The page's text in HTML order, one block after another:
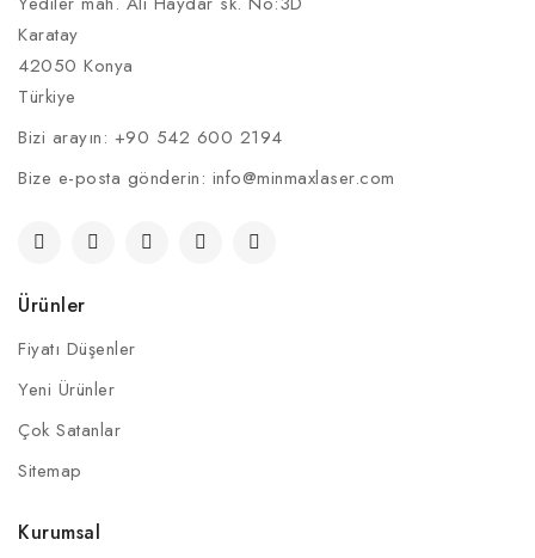
Karatay
42050 Konya
Türkiye
Bizi arayın: +90 542 600 2194
Bize e-posta gönderin: info@minmaxlaser.com
Ürünler
Fiyatı Düşenler
Yeni Ürünler
Çok Satanlar
Sitemap
Kurumsal